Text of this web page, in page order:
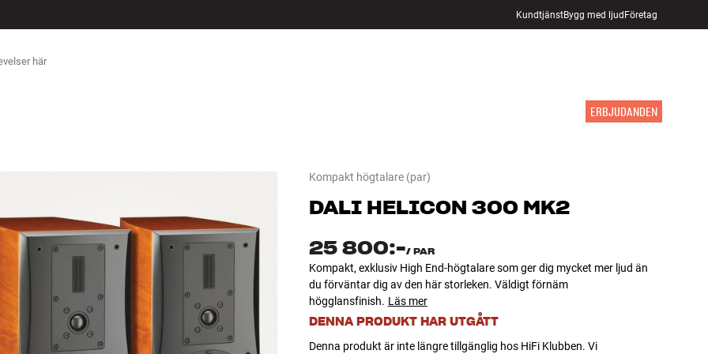
KundtjänstBygg med ljudFöretag
ERBJUDANDEN
Kompakt högtalare(par)
DALI HELICON 300 MK2
25 800:-/ PAR
Kompakt, exklusiv High End-högtalare som ger dig mycket mer ljud än
du förväntar dig av den här storleken. Väldigt förnäm
högglansfinish. Läs mer
DENNA PRODUKT HAR UTGÅTT
Denna produkt är inte längre tillgänglig hos HiFi Klubben. Vi